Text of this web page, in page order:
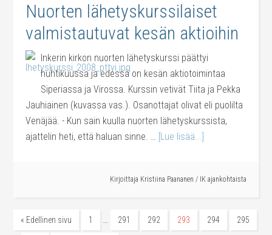
Nuorten lähetyskurssilaiset
valmistautuvat kesän aktioihin
Inkerin kirkon nuorten lähetyskurssi päättyi
huhtikuussa ja edessä on kesän aktiotoimintaa
Siperiassa ja Virossa. Kurssin vetivät Tiita ja Pekka
Jauhiainen (kuvassa vas.). Osanottajat olivat eli puolilta
Venäjää. - Kun sain kuulla nuorten lähetyskurssista,
ajattelin heti, että haluan sinne. … [Lue lisää...]
Kirjoittaja Kristiina Paananen / IK ajankohtaista
« Edellinen sivu 1 … 291 292 293 294 295